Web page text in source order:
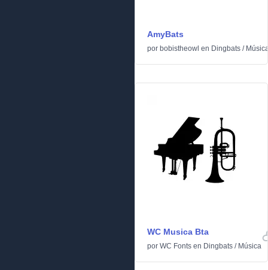
AmyBats
por bobistheowl en Dingbats /
WC Musica Bta
por WC Fonts en Dingbats / Música